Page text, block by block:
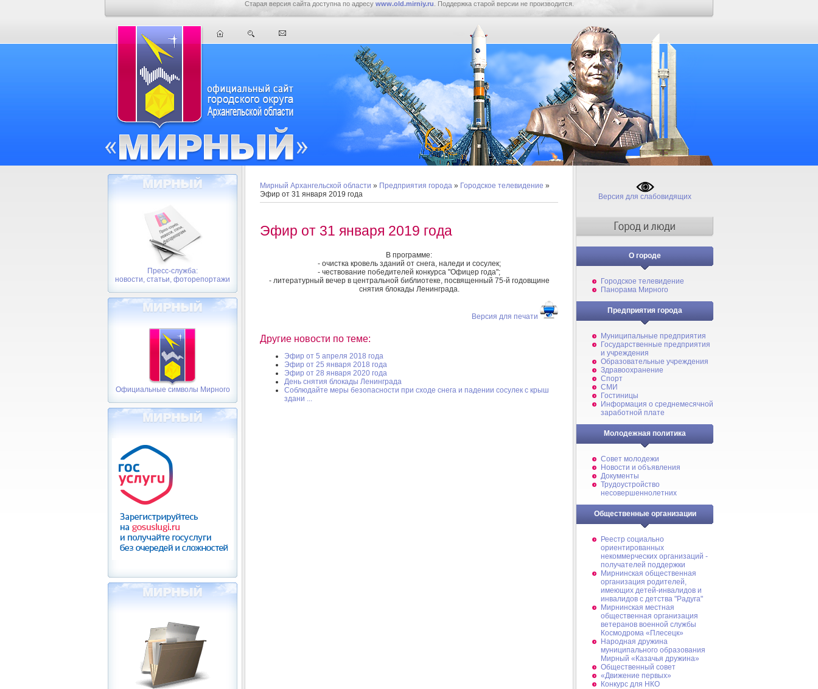
Старая версия сайта доступна по адресу www.old.mirniy.ru . Поддержка старой версии не производится.
Пресс-служба:
новости, статьи, фоторепортажи
Официальные символы Мирного
Мирный Архангельской области » Предприятия города » Городское телевидение »
Эфир от 31 января 2019 года
Эфир от 31 января 2019 года
В программе:
- очистка кровель зданий от снега, наледи и сосулек;
- чествование победителей конкурса "Офицер года";
- литературный вечер в центральной библиотеке, посвященный 75-й годовщине
снятия блокады Ленинграда.
Версия для печати
Другие новости по теме:
Эфир от 5 апреля 2018 года
Эфир от 25 января 2018 года
Эфир от 28 января 2020 года
День снятия блокады Ленинграда
Соблюдайте меры безопасности при сходе снега и падении сосулек с крыш
здани ...
Версия для слабовидящих
О городе
Городское телевидение
Панорама Мирного
Предприятия города
Муниципальные предприятия
Государственные предприятия
и учреждения
Образовательные учреждения
Здравоохранение
Спорт
СМИ
Гостиницы
Информация о среднемесячной
заработной плате
Молодежная политика
Совет молодежи
Новости и объявления
Документы
Трудоустройство
несовершеннолетних
Общественные организации
Реестр социально
ориентированных
некоммерческих организаций -
получателей поддержки
Мирнинская общественная
организация родителей,
имеющих детей-инвалидов и
инвалидов с детства "Радуга"
Мирнинская местная
общественная организация
ветеранов военной службы
Космодрома «Плесецк»
Народная дружина
муниципального образования
Мирный «Казачья дружина»
Общественный совет
«Движение первых»
Конкурс для НКО